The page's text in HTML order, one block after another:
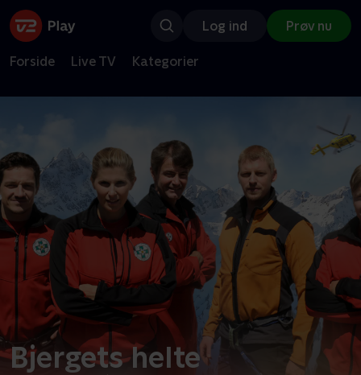
Log ind Prøv nu
Forside Live TV Kategorier
Bjergets helte